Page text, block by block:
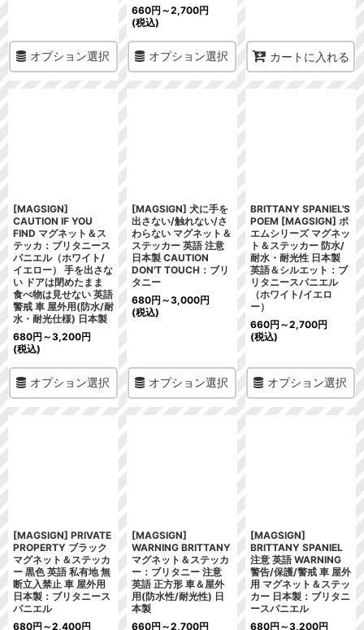
オプション選択
660円 ～2,700円
(税込)
オプション選択 カートに入れる
[MAGSIGN]
CAUTION IF YOU
FIND マグネット＆ス
テッカ：ブリタニース
パニエル（ホワイト/
イエロー） 手を出さな
い ドアは閉めたまま
食べ物は見せない 英語
警戒 車 屋外用(防水/耐
水・耐光仕様) 日本製
680円 ～3,200円
(税込)
オプション選択
[MAGSIGN] 犬に手を
出さない/触れない/さ
わらない マグネット＆
ステッカー 英語 注意
日本製 CAUTION
DON'T TOUCH：ブリ
タニー
680円 ～3,000円
(税込)
オプション選択
BRITTANY SPANIEL'S
POEM [MAGSIGN] ポ
エムシリーズ マグネッ
ト＆ステッカー 防水/
耐水・耐光性 日本製
英語＆シルエット：ブ
リタニースパニエル
（ホワイト/イエロ
ー）
660円 ～2,700円
(税込)
オプション選択
[MAGSIGN] PRIVATE
PROPERTY ブラック
マグネット＆ステッカ
ー 黒色 英語 私有地 無
断立入禁止 車 屋外用
日本製：ブリタニース
パニエル
680円 ～2,400円
[MAGSIGN]
WARNING BRITTANY
マグネット＆ステッカ
ー：ブリタニー 注意
英語 正方形 車＆屋外
用(防水性/耐光性) 日
本製
660円 ～2,700円
[MAGSIGN]
BRITTANY SPANIEL
注意 英語 WARNING
警告/保護/警戒 車 屋外
用 マグネット＆ステッ
カー 日本製：ブリタニ
ースパニエル
680円 ～3,200円